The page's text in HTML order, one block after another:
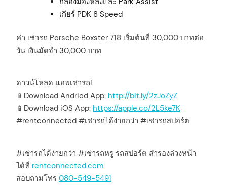
เกียร์ PDK 8 Speed
ค่า เช่ารถ Porsche Boxster 718 เริ่มต้นที่ 30,000 บาทต่อ
วัน เงินมัดจำ 30,000 บาท
ดาวน์โหลด แอพเช่ารถ!
📱Download Andriod App: http://bit.ly/2zJoZyZ
📱Download iOS App: https://apple.co/2L5ke7K
#rentconnected #เช่ารถได้ง่ายกว่า #เช่ารถสปอร์ต
#เช่ารถได้ง่ายกว่า #เช่ารถหรู รถสปอร์ต สำรองล่วงหน้า
ได้ที่ rentconnected.com
สอบถามโทร 080-549-5491